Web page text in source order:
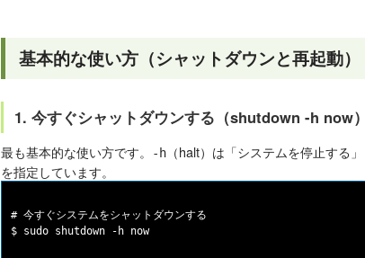
基本的な使い方（シャットダウンと再起動）
1. 今すぐシャットダウンする（shutdown -h now）
最も基本的な使い方です。 -h （halt）は「システムを停止する」
を指定しています。
# 今すぐシステムをシャットダウンする